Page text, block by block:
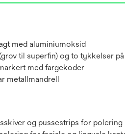
med aluminiumoksid
til superfin) og to tykkelser
med fargekoder
metallmandrell
og pussestrips for